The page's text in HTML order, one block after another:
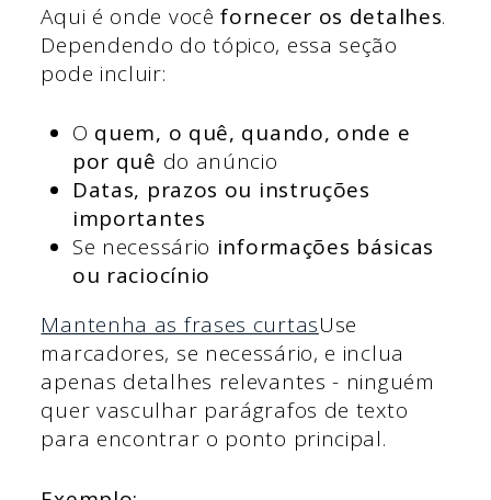
Aqui é onde vocêfornecer os detalhes.
Dependendo do tópico, essa seção
pode incluir:
O quem, o quê, quando, onde e
por quê do anúncio
Datas, prazos ou instruções
importantes
Se necessário informações básicas
ou raciocínio
Mantenha as frases curtasUse
marcadores, se necessário, e inclua
apenas detalhes relevantes - ninguém
quer vasculhar parágrafos de texto
para encontrar o ponto principal.